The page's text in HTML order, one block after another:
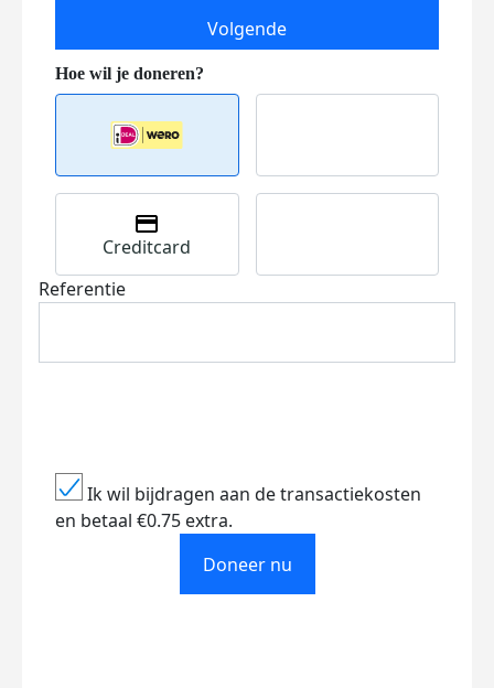
Volgende
Creditcard
Referentie
Ik wil bijdragen aan de transactiekosten
en betaal €0.75 extra.
Doneer nu